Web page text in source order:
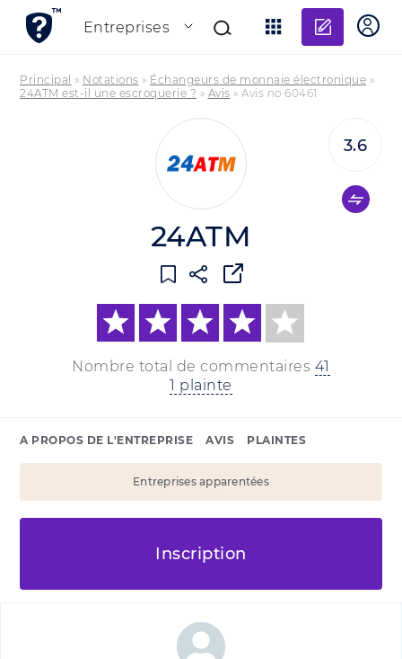
Entreprises
Principal » Notations » Échangeurs de monnaie électronique »
24ATM est-il une escroquerie ? » Avis » Avis no 60461
24ATM
Nombre total de commentaires 41
1 plainte
3.6
A PROPOS DE L'ENTREPRISE AVIS PLAINTES
Entreprises apparentées
Inscription